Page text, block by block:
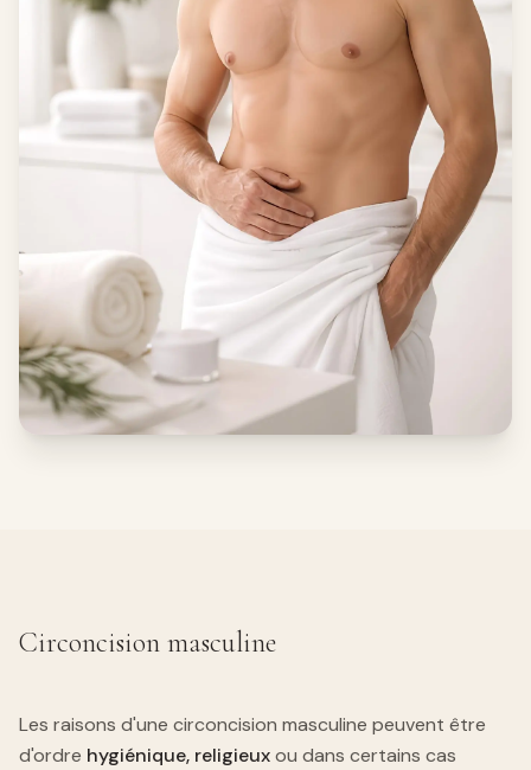
Circoncision masculine
Les raisons d'une circoncision masculine peuvent être
d'ordre hygiénique, religieuxou dans certains cas